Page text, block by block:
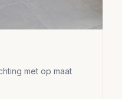
met op maat